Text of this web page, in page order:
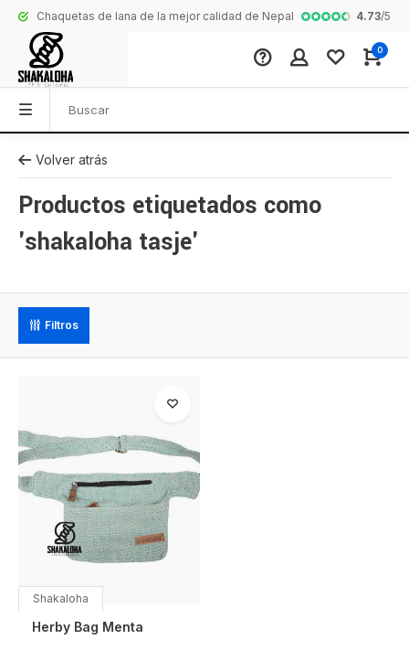
Chaquetas de lana de la mejor calidad de Nepal Colección
4.73/5
0
Volver atrás
Productos etiquetados como
'shakaloha tasje'
Filtros
Shakaloha
Herby Bag Menta